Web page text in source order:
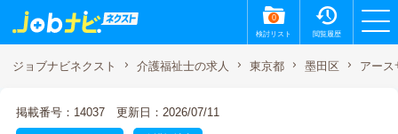
0
検討リスト 閲覧履歴
ジョブナビネクスト 介護福祉士の求人 東京都 墨田区 アース
掲載番号：14037 更新日：2026/07/11